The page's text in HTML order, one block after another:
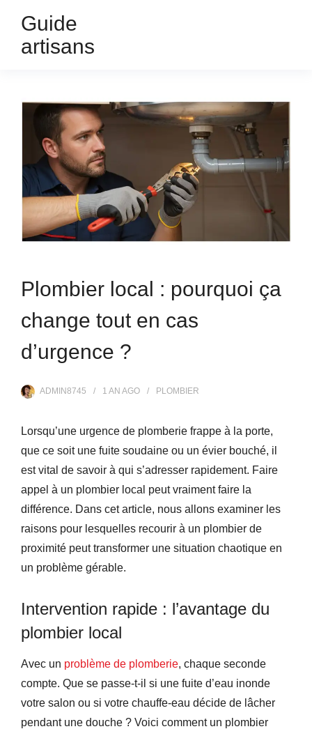
Guide
artisans
Plombier local : pourquoi ça
change tout en cas
d’urgence ?
ADMIN8745 1 AN AGO PLOMBIER
Lorsqu’une urgence de plomberie frappe à la porte,
que ce soit une fuite soudaine ou un évier bouché, il
est vital de savoir à qui s’adresser rapidement. Faire
appel à un plombier local peut vraiment faire la
différence. Dans cet article, nous allons examiner les
raisons pour lesquelles recourir à un plombier de
proximité peut transformer une situation chaotique en
un problème gérable.
Intervention rapide : l’avantage du
plombier local
Avec un problème de plomberie, chaque seconde
compte. Que se passe-t-il si une fuite d’eau inonde
votre salon ou si votre chauffe-eau décide de lâcher
pendant une douche ? Voici comment un plombier